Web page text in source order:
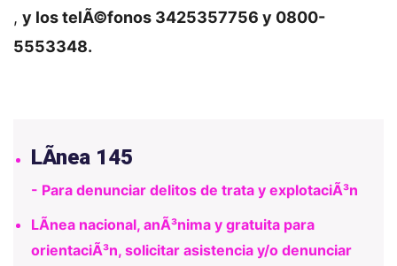
, y los telÃ©fonos 3425357756 y 0800-
5553348.
LÃ­nea 145
- Para denunciar delitos de trata y explotaciÃ³n
LÃ­nea nacional, anÃ³nima y gratuita para
orientaciÃ³n, solicitar asistencia y/o denunciar